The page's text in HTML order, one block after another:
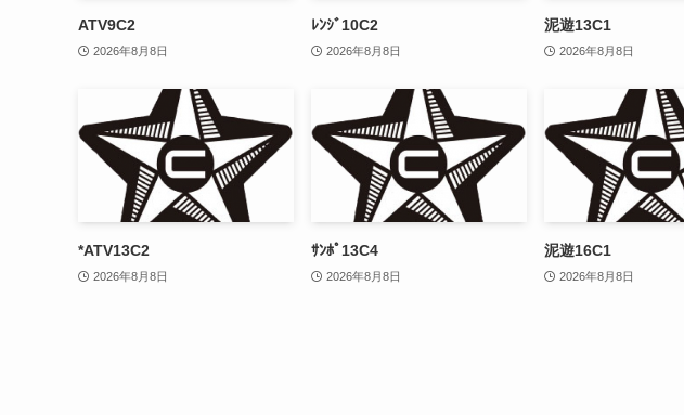
ATV9C2
2026年8月8日
ﾚﾝｼﾞ10C2
2026年8月8日
泥遊13C1
2026年8月8日
*ATV13C2
2026年8月8日
ｻﾝﾎﾟ13C4
2026年8月8日
泥遊16C1
2026年8月8日